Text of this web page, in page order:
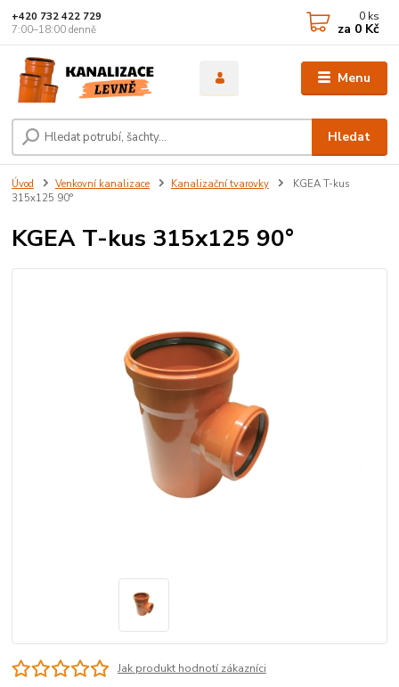
Menu
Hledat
+420 732 422 729
7:00–18:00 denně
0 ks
za 0 Kč
Úvod Venkovní kanalizace Kanalizační tvarovky
KGEA T-kus
315x125 90°
KGEA T-kus 315x125 90°
Jak produkt hodnotí zákazníci